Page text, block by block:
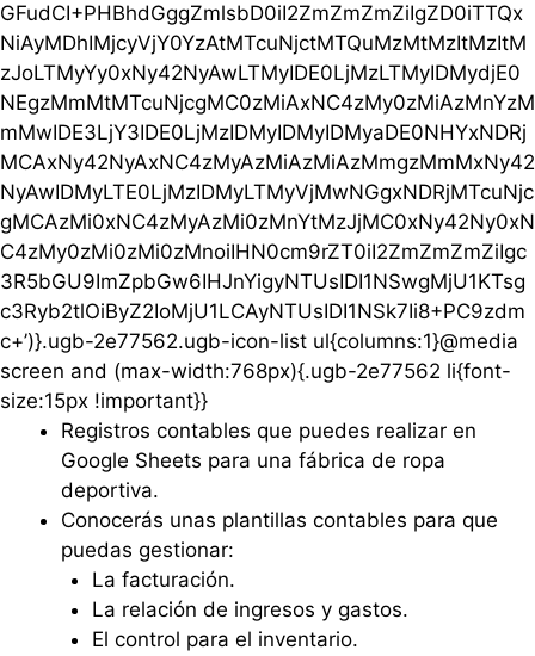
GFudCI+PHBhdGggZmlsbD0iI2ZmZmZmZiIgZD0iTTQx
NiAyMDhIMjcyVjY0YzAtMTcuNjctMTQuMzMtMzItMzItM
zJoLTMyYy0xNy42NyAwLTMyIDE0LjMzLTMyIDMydjE0
NEgzMmMtMTcuNjcgMC0zMiAxNC4zMy0zMiAzMnYzM
mMwIDE3LjY3IDE0LjMzIDMyIDMyIDMyaDE0NHYxNDRj
MCAxNy42NyAxNC4zMyAzMiAzMiAzMmgzMmMxNy42
NyAwIDMyLTE0LjMzIDMyLTMyVjMwNGgxNDRjMTcuNjc
gMCAzMi0xNC4zMyAzMi0zMnYtMzJjMC0xNy42Ny0xN
C4zMy0zMi0zMi0zMnoiIHN0cm9rZT0iI2ZmZmZmZiIgc
3R5bGU9ImZpbGw6IHJnYigyNTUsIDI1NSwgMjU1KTsg
c3Ryb2tlOiByZ2IoMjU1LCAyNTUsIDI1NSk7Ii8+PC9zdm
c+’)}.ugb-2e77562.ugb-icon-list ul{columns:1}@media
screen and (max-width:768px){.ugb-2e77562 li{font-
size:15px !important}}
Registros contables que puedes realizar en
Google Sheets para una fábrica de ropa
deportiva.
Conocerás unas plantillas contables para que
puedas gestionar:
La facturación.
La relación de ingresos y gastos.
El control para el inventario.